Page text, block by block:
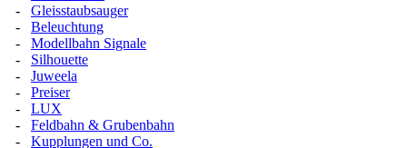
- Gleisstaubsauger
- Beleuchtung
- Modellbahn Signale
- Silhouette
- Juweela
- Preiser
- LUX
- Feldbahn & Grubenbahn
- Kupplungen und Co.